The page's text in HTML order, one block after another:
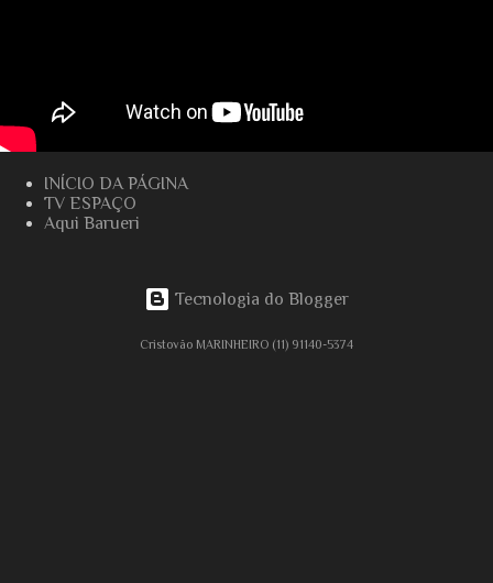
INÍCIO DA PÁGINA
TV ESPAÇO
Aqui Barueri
Tecnologia do Blogger
Cristovão MARINHEIRO (11) 91140-5374